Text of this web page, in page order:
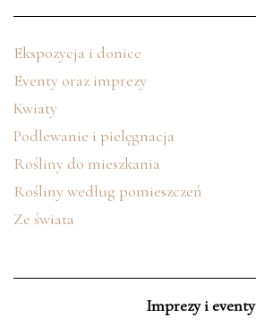
Ekspozycja i donice
Eventy oraz imprezy
Kwiaty
Podlewanie i pielęgnacja
Rośliny do mieszkania
Rośliny według pomieszczeń
Ze świata
Imprezy i eventy